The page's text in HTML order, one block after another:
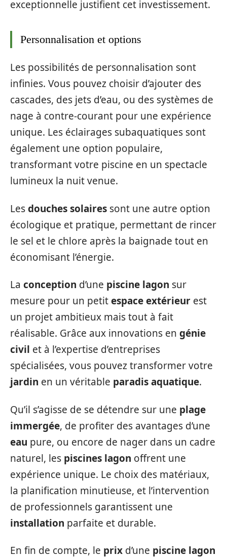
exceptionnelle justifient cet investissement.
Personnalisation et options
Les possibilités de personnalisation sont
infinies. Vous pouvez choisir d’ajouter des
cascades, des jets d’eau, ou des systèmes de
nage à contre-courant pour une expérience
unique. Les éclairages subaquatiques sont
également une option populaire,
transformant votre piscine en un spectacle
lumineux la nuit venue.
Lesdouches solaires sont une autre option
écologique et pratique, permettant de rincer
le sel et le chlore après la baignade tout en
économisant l’énergie.
La conception d’une piscine lagon sur
mesure pour un petitespace extérieur est
un projet ambitieux mais tout à fait
réalisable. Grâce aux innovations en génie
civil et à l’expertise d’entreprises
spécialisées, vous pouvez transformer votre
jardin en un véritable paradis aquatique.
Qu’il s’agisse de se détendre sur une plage
immergée, de profiter des avantages d’une
eau pure, ou encore de nager dans un cadre
naturel, les piscines lagon offrent une
expérience unique. Le choix des matériaux,
la planification minutieuse, et l’intervention
de professionnels garantissent une
installation parfaite et durable.
En fin de compte, le prix d’une piscine lagon